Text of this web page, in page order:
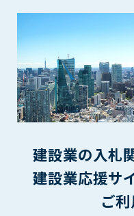
建設業の入札
建設業応援サ
ご
第7条（登録内容の削除）
管理者は、会員が登録し
恐れのあるものは、会員
(1) 登録されている情報が
と管理者が、判断した
(2) 建設資料館の運営およ
(4) その他、管理者が不
第8条（サービスの変更
管理者は、会員の承諾な
廃止を含み)し、本サービ